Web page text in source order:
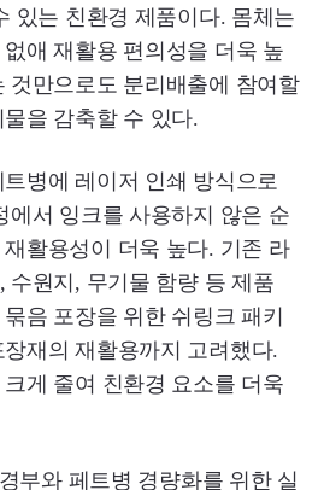
있는 친환경 제품이다. 몸체는
애 재활용 편의성을 더욱 높
것만으로도 분리배출에 참여할
을 감축할 수 있다.
병에 레이저 인쇄 방식으로
에서 잉크를 사용하지 않은 순
활용성이 더욱 높다. 기존 라
수원지, 무기물 함량 등 제품
음 포장을 위한 쉬링크 패키
재의 재활용까지 고려했다.
게 줄여 친환경 요소를 더욱
부와 페트병 경량화를 위한 실